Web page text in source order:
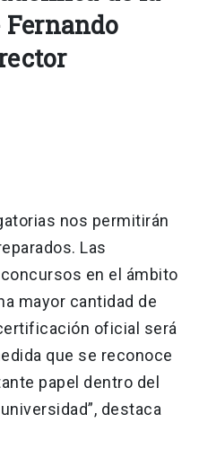
nos permitirán
Las
en el ámbito
mayor cantidad de
oficial será
que se reconoce
papel dentro del
destaca